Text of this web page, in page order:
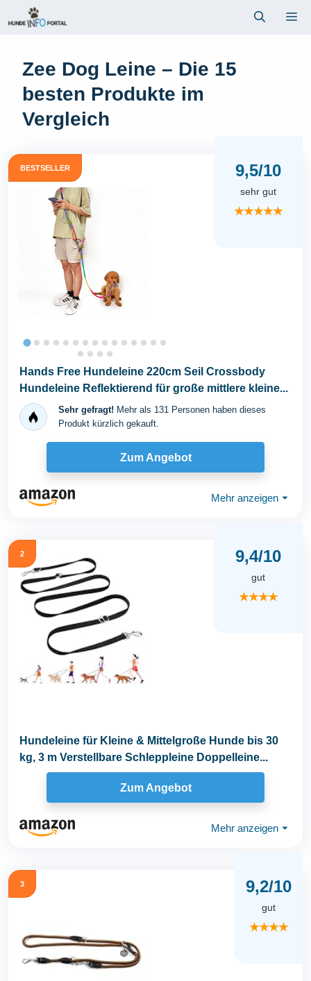
Inhalt
Zee Dog Leine – Die 15
besten Produkte im
Vergleich
BESTSELLER 9,5/10
sehr gut
★★★★★
Hands Free Hundeleine 220cm Seil Crossbody
Hundeleine Reflektierend für große mittlere kleine...
Sehr gefragt! Mehr als 131 Personen haben dieses
Produkt kürzlich gekauft.
Zum Angebot
Mehr anzeigen ⏷
2 9,4/10
gut
★★★★
Hundeleine für Kleine & Mittelgroße Hunde bis 30
kg, 3 m Verstellbare Schleppleine Doppelleine...
Zum Angebot
Mehr anzeigen ⏷
3 9,2/10
gut
★★★★